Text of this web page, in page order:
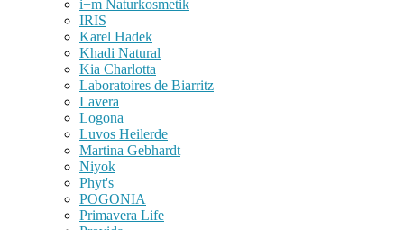
i+m Naturkosmetik
IRIS
Karel Hadek
Khadi Natural
Kia Charlotta
Laboratoires de Biarritz
Lavera
Logona
Luvos Heilerde
Martina Gebhardt
Niyok
Phyt's
POGONIA
Primavera Life